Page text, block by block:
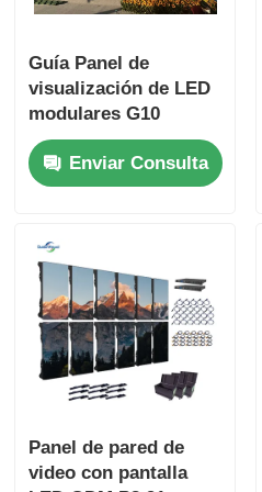
Guía Panel de
visualización de LED
modulares G10
pantalla LED
personalizada para
uso interior y exterior
Enviar Consulta
Panel de pared de
video con pantalla